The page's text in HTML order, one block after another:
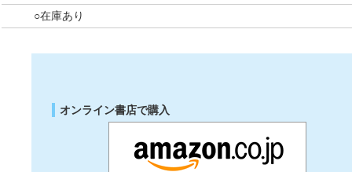
○在庫あり
オンライン書店で購入